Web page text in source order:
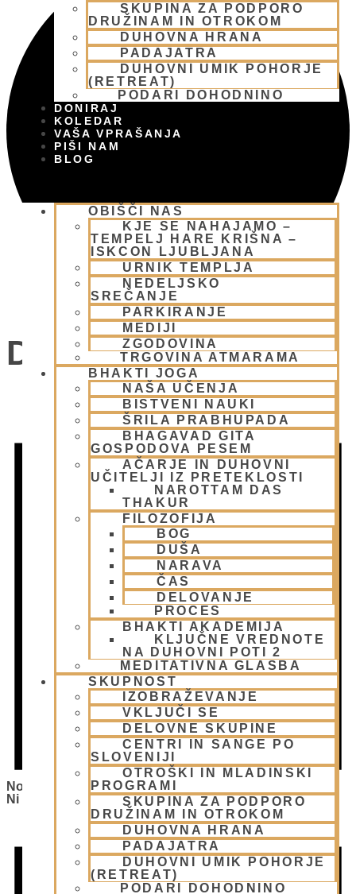
SKUPINA ZA PODPORO
DRUŽINAM IN OTROKOM
DUHOVNA HRANA
PADAJATRA
DUHOVNI UMIK POHORJE
(RETREAT)
PODARI DOHODNINO
DONIRAJ
KOLEDAR
VAŠA VPRAŠANJA
PIŠI NAM
BLOG
OBIŠČI NAS
KJE SE NAHAJAMO –
TEMPELJ HARE KRIŠNA –
ISKCON LJUBLJANA
URNIK TEMPLJA
NEDELJSKO
SREČANJE
PARKIRANJE
MEDIJI
ZGODOVINA
TRGOVINA ATMARAMA
BHAKTI JOGA
NAŠA UČENJA
BISTVENI NAUKI
ŠRILA PRABHUPADA
BHAGAVAD GITA
GOSPODOVA PESEM
AČARJE IN DUHOVNI
UČITELJI IZ PRETEKLOSTI
NAROTTAM DAS
THAKUR
FILOZOFIJA
BOG
DUŠA
NARAVA
ČAS
DELOVANJE
PROCES
BHAKTI AKADEMIJA
KLJUČNE VREDNOTE
NA DUHOVNI POTI 2
MEDITATIVNA GLASBA
SKUPNOST
IZOBRAŽEVANJE
VKLJUČI SE
DELOVNE SKUPINE
CENTRI IN SANGE PO
SLOVENIJI
OTROŠKI IN MLADINSKI
PROGRAMI
SKUPINA ZA PODPORO
DRUŽINAM IN OTROKOM
DUHOVNA HRANA
PADAJATRA
DUHOVNI UMIK POHORJE
(RETREAT)
PODARI DOHODNINO
Dogodki
Notice
Ni Bilo Najdenih Rezultatov.